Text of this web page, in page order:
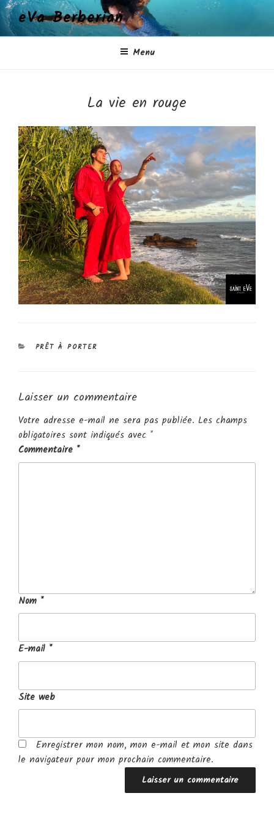
Aller
au
contenu
eVa Berberian
Menu
La vie en rouge
CATÉGORIES
PRÊT À PORTER
Laisser un commentaire
Votre adresse e-mail ne sera pas publiée. Les champs
obligatoires sont indiqués avec *
Commentaire *
Nom *
E-mail *
Site web
Enregistrer mon nom, mon e-mail et mon site dans
le navigateur pour mon prochain commentaire.